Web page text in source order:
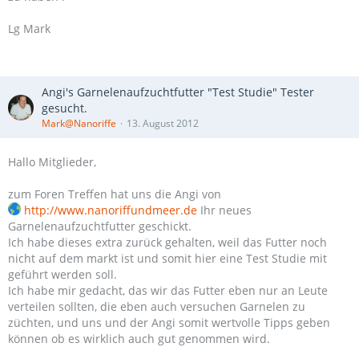
Lg Mark
Angi's Garnelenaufzuchtfutter "Test Studie" Tester
gesucht.
Mark@Nanoriffe 13. August 2012
Hallo Mitglieder,
zum Foren Treffen hat uns die Angi von
http://www.nanoriffundmeer.de Ihr neues
Garnelenaufzuchtfutter geschickt.
Ich habe dieses extra zurück gehalten, weil das Futter noch
nicht auf dem markt ist und somit hier eine Test Studie mit
geführt werden soll.
Ich habe mir gedacht, das wir das Futter eben nur an Leute
verteilen sollten, die eben auch versuchen Garnelen zu
züchten, und uns und der Angi somit wertvolle Tipps geben
können ob es wirklich auch gut genommen wird.